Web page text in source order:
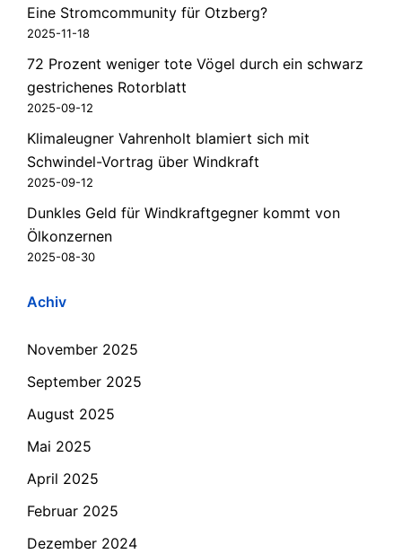
Eine Stromcommunity für Otzberg?
2025-11-18
72 Prozent weniger tote Vögel durch ein schwarz
gestrichenes Rotorblatt
2025-09-12
Klimaleugner Vahrenholt blamiert sich mit
Schwindel-Vortrag über Windkraft
2025-09-12
Dunkles Geld für Windkraftgegner kommt von
Ölkonzernen
2025-08-30
Achiv
November 2025
September 2025
August 2025
Mai 2025
April 2025
Februar 2025
Dezember 2024